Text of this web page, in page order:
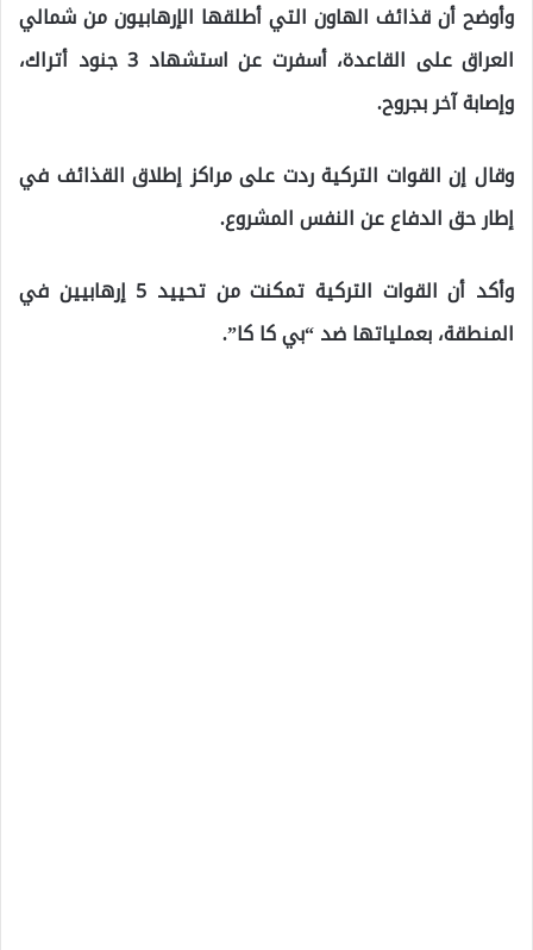
وأوضح أن قذائف الهاون التي أطلقها الإرهابيون من شمالي
العراق على القاعدة، أسفرت عن استشهاد 3 جنود أتراك،
وإصابة آخر بجروح.
وقال إن القوات التركية ردت على مراكز إطلاق القذائف في
إطار حق الدفاع عن النفس المشروع.
وأكد أن القوات التركية تمكنت من تحييد 5 إرهابيين في
المنطقة، بعملياتها ضد “بي كا كا”.